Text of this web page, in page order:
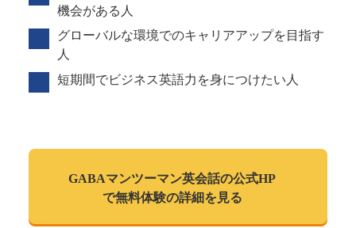
機会がある人
グローバルな環境でのキャリアアップを目指す
人
短期間でビジネス英語力を身につけたい人
GABAマンツーマン英会話の公式HP
で無料体験の詳細を見る